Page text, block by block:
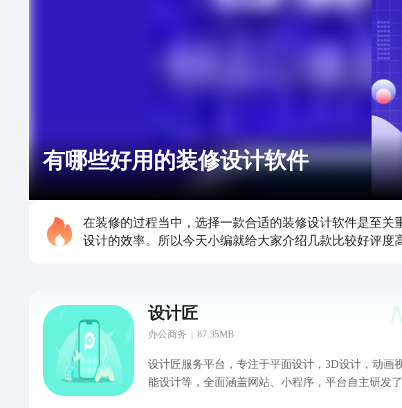
有哪些好用的装修设计软件
在装修的过程当中，选择一款合适的装修设计软件是至
设计的效率。所以今天小编就给大家介绍几款比较好评度
设计匠
办公商务 87.35MB
设计匠服务平台，专注于平面设计，3D设计，动画
能设计等，全面涵盖网站、小程序，平台自主研发